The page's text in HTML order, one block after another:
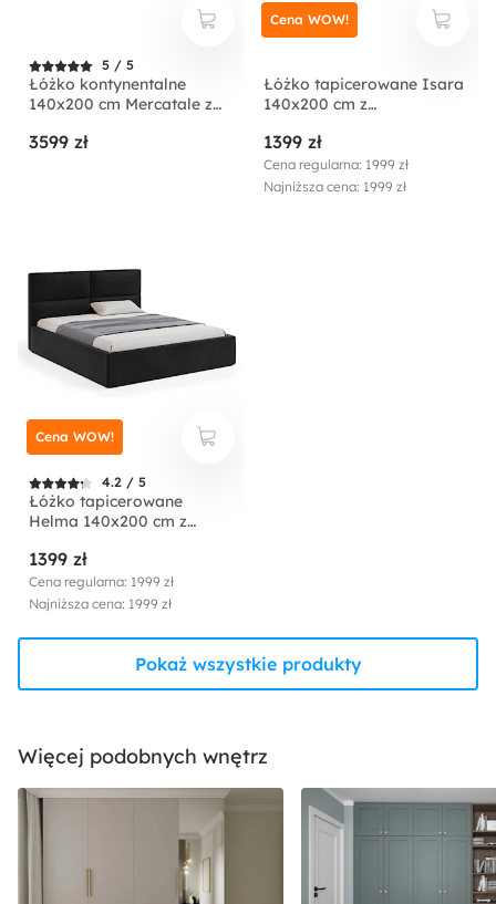
5 / 5
Łóżko kontynentalne
140x200 cm Mercatale z
3599 zł
Łóżko tapicerowane Isara
140x200 cm z
welur
1399 zł
Cena regularna: 1999 zł
Najniższa cena: 1999 zł
Cena WOW!
4.2 / 5
Łóżko tapicerowane
Helma 140x200 cm z
1399 zł
Cena regularna: 1999 zł
Najniższa cena: 1999 zł
Cena WOW!
Pokaż wszystkie produkty
Więcej podobnych wnętrz